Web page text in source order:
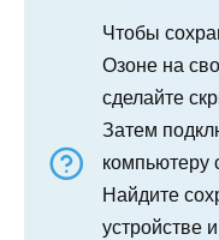
Чтобы
Озоне на
сделайте
Затем
компьютеру
Найдите
устройстве